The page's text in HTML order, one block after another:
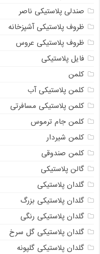
صندلی پلاستیکی ناصر
ظروف پلاستیکی آشپزخانه
ظروف پلاستیکی عروس
فایل پلاستیکی
کلمن
کلمن پلاستیکی آب
کلمن پلاستیکی مسافرتی
کلمن جام ترموس
کلمن شیردار
کلمن صندوقی
گالن پلاستیکی
گلدان پلاستیکی
گلدان پلاستیکی بزرگ
گلدان پلاستیکی رنگی
گلدان پلاستیکی گل سرخ
گلدان پلاستیکی گلپونه